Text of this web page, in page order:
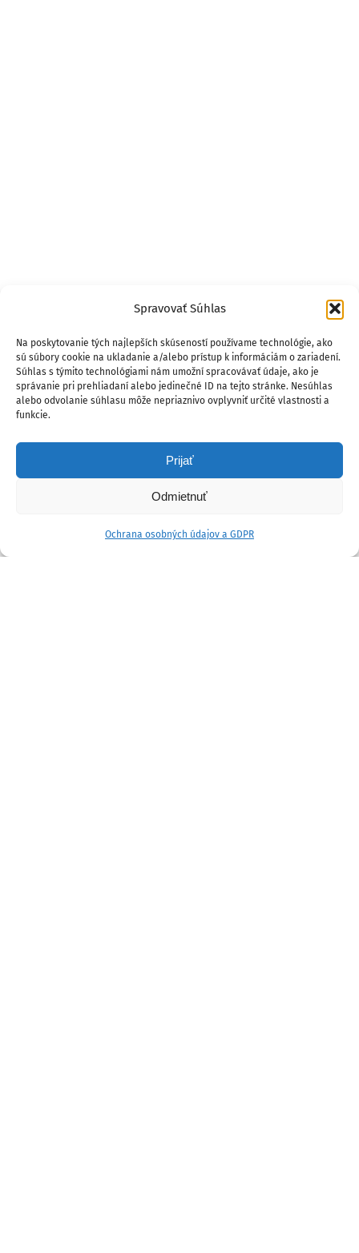
Spravovať Súhlas
Na poskytovanie tých najlepších skúseností používame technológie, ako
sú súbory cookie na ukladanie a/alebo prístup k informáciám o zariadení.
Súhlas s týmito technológiami nám umožní spracovávať údaje, ako je
správanie pri prehliadaní alebo jedinečné ID na tejto stránke. Nesúhlas
alebo odvolanie súhlasu môže nepriaznivo ovplyvniť určité vlastnosti a
funkcie.
Prijať
Odmietnuť
Ochrana osobných údajov a GDPR